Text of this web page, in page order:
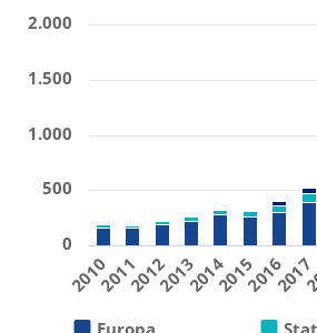
20102011201220132014201520162017
0
500
1.000
1.500
2.000